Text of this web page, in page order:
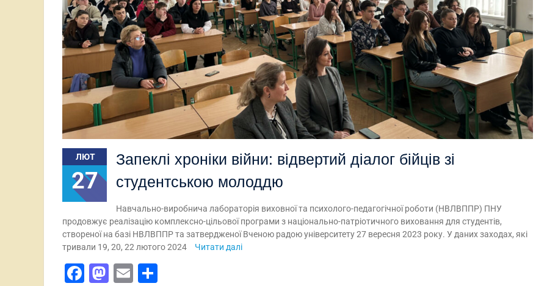
ЛЮТ
27
Запеклі хроніки війни: відвертий діалог бійців зі
студентською молоддю
Навчально-виробнича лабораторія виховної та психолого-педагогічної роботи (НВЛВППР) ПНУ
продовжує реалізацію комплексно-цільової програми з національно-патріотичного виховання для студентів,
створеної на базі НВЛВППР та затвердженої Вченою радою університету 27 вересня 2023 року. У даних заходах, які
тривали 19, 20, 22 лютого 2024
Читати далі
Facebook
Mastodon
Email